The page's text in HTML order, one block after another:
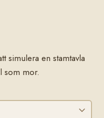
simulera en stamtavla
som mor.